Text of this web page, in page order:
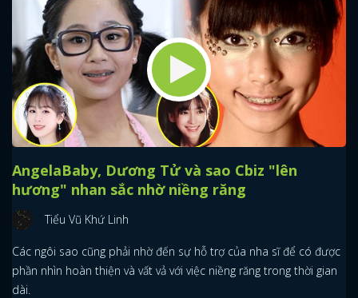
AngelaBaby, Dương Tử và sao Cbiz "lên
hương" nhan sắc nhờ niềng răng
Tiểu Vũ Khứ Linh
Các ngôi sao cũng phải nhờ đến sự hỗ trợ của nha sĩ để có được
phần nhìn hoàn thiện và vất vả với việc niềng răng trong thời gian
dài.